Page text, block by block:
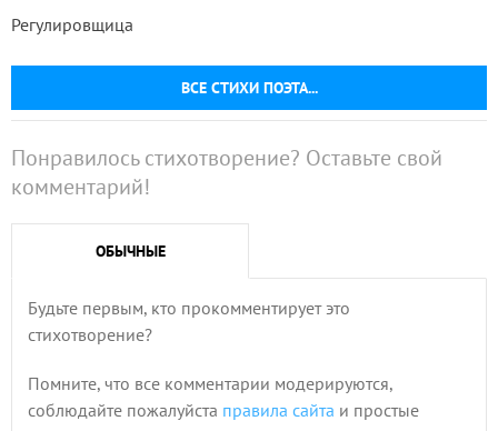
ВСЕ СТИХИ ПОЭТА...
Регулировщица
Понравилось стихотворение? Оставьте свой
комментарий!
ОБЫЧНЫЕ
Будьте первым, кто прокомментирует это
стихотворение?
Помните, что все комментарии модерируются,
соблюдайте пожалуйста правила сайта и простые